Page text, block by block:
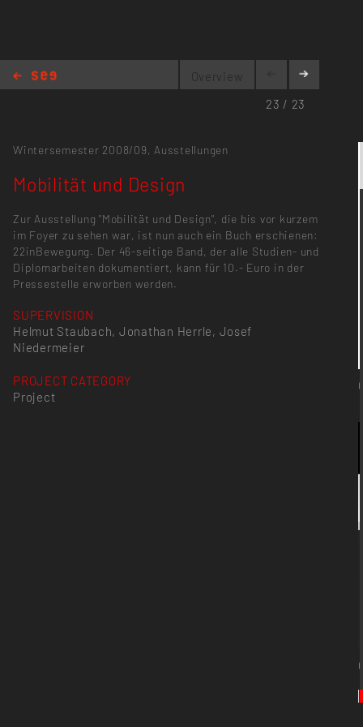
Overview
23 / 23
Wintersemester 2008/09, Ausstellungen
Mobilität und Design
Zur Ausstellung "Mobilität und Design", die bis vor kurzem
im Foyer zu sehen war, ist nun auch ein Buch erschienen:
22inBewegung. Der 46-seitige Band, der alle Studien- und
Diplomarbeiten dokumentiert, kann für 10.- Euro in der
Pressestelle erworben werden.
SUPERVISION
Helmut Staubach, Jonathan Herrle, Josef
Niedermeier
PROJECT CATEGORY
Project